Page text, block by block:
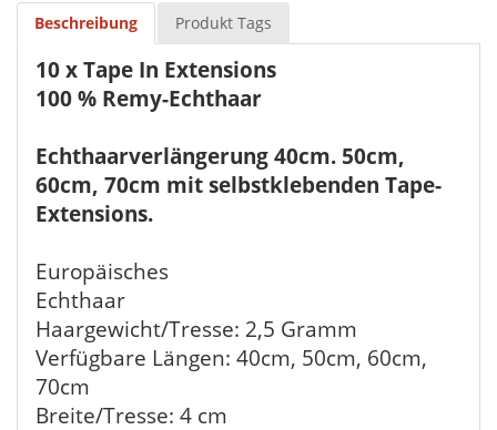
Beschreibung Produkt Tags
10 x Tape In Extensions
100 % Remy-Echthaar
Echthaarverlängerung 40cm. 50cm,
60cm, 70cm mit selbstklebenden Tape-
Extensions.
Europäisches
Echthaar
Haargewicht/Tresse: 2,5 Gramm
Verfügbare Längen: 40cm, 50cm, 60cm,
70cm
Breite/Tresse: 4 cm